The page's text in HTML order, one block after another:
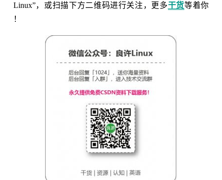
Linux”，或扫描下方二维码进行关注，更多干货等着你
！